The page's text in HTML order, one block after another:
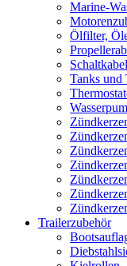
Marine-
Ölfilter,
Tanks und
Trailerzubehör